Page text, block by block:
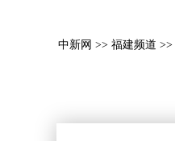
中新网 >> 福建频道 >>